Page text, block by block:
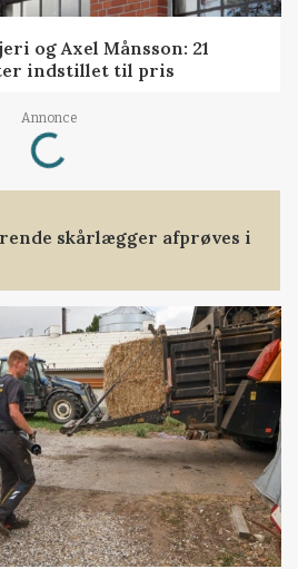
og Axel Månsson: 21
indstillet til pris
Annonce
Loading...
skårlægger afprøves i